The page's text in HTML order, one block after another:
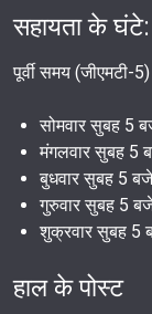
सहायता के घंटे:
पूर्वी समय (जीएमटी-5)
सोमवार सुबह 5
मंगलवार सुबह 5
बुधवार सुबह 5
गुरुवार सुबह 5
शुक्रवार सुबह 5
हाल के पोस्ट